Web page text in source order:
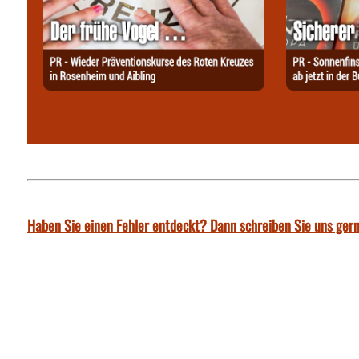
Haben Sie einen Fehler entdeckt? Dann schreiben Sie uns